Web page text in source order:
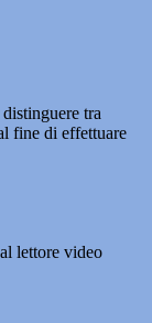
tra
fine di effettuare
lettore video